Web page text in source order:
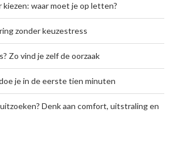
waar moet je op letten?
zonder keuzestress
Zo vind je zelf de oorzaak
je in de eerste tien minuten
Denk aan comfort, uitstraling en